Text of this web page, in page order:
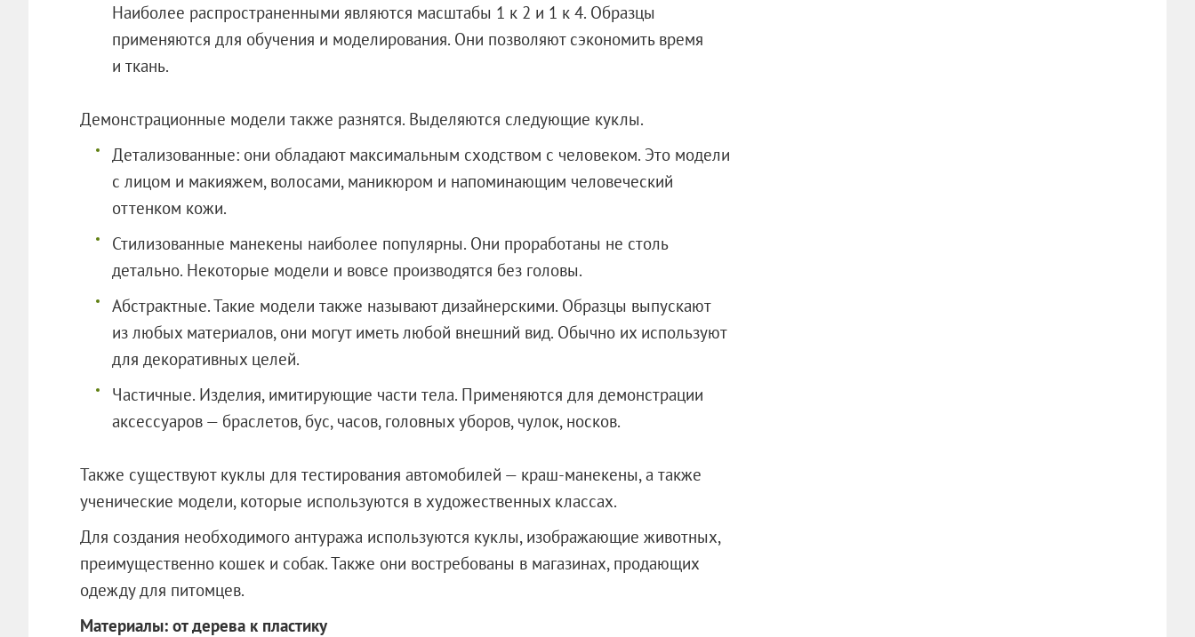
Наиболее распространенными являются масштабы 1 к 2 и 1 к 4. Образцы
применяются для обучения и моделирования. Они позволяют сэкономить время
и ткань.
Демонстрационные модели также разнятся. Выделяются следующие куклы.
Детализованные: они обладают максимальным сходством с человеком. Это модели
с лицом и макияжем, волосами, маникюром и напоминающим человеческий
оттенком кожи.
Стилизованные манекены наиболее популярны. Они проработаны не столь
детально. Некоторые модели и вовсе производятся без головы.
Абстрактные. Такие модели также называют дизайнерскими. Образцы выпускают
из любых материалов, они могут иметь любой внешний вид. Обычно их используют
для декоративных целей.
Частичные. Изделия, имитирующие части тела. Применяются для демонстрации
аксессуаров — браслетов, бус, часов, головных уборов, чулок, носков.
Также существуют куклы для тестирования автомобилей — краш-манекены, а также
ученические модели, которые используются в художественных классах.
Для создания необходимого антуража используются куклы, изображающие животных,
преимущественно кошек и собак. Также они востребованы в магазинах, продающих
одежду для питомцев.
Материалы: от дерева к пластику